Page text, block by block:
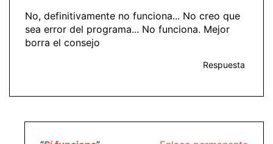
No, definitivamente no funciona... No creo que
sea error del programa... No funciona. Mejor
borra el consejo
Respuesta